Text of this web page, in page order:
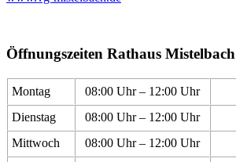
Öffnungszeiten Rathaus Mistelbach
Montag 08:00 Uhr – 12:00 Uhr
Dienstag
08:00 Uhr – 12:00 Uhr
Mittwoch
08:00 Uhr – 12:00 Uhr